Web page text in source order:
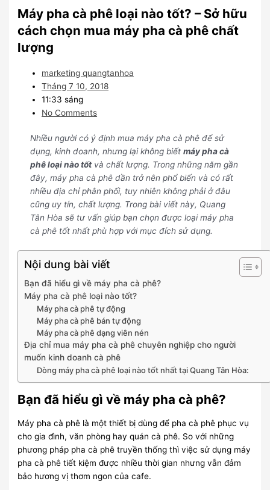
Máy pha cà phê loại nào tốt? – Sở hữu
cách chọn mua máy pha cà phê chất
lượng
marketing quangtanhoa
Tháng 7 10, 2018
11:33 sáng
No Comments
Nhiều người có ý định mua máy pha cà phê để sử
dụng, kinh doanh, nhưng lại không biết máy pha cà
phê loại nào tốtvà chất lượng. Trong những năm gần
đây, máy pha cà phê dần trở nên phổ biến và có rất
nhiều địa chỉ phân phối, tuy nhiên không phải ở đâu
cũng uy tín, chất lượng. Trong bài viết này, Quang
Tân Hòa sẽ tư vấn giúp bạn chọn được loại máy pha
cà phê tốt nhất phù hợp với mục đích sử dụng.
Nội dung bài viết
Bạn đã hiểu gì về máy pha cà phê?
Máy pha cà phê loại nào tốt?
Máy pha cà phê tự động
Máy pha cà phê bán tự động
Máy pha cà phê dạng viên nén
Địa chỉ mua máy pha cà phê chuyên nghiệp cho người
muốn kinh doanh cà phê
Dòng máy pha cà phê loại nào tốt nhất tại Quang Tân Hòa:
Bạn đã hiểu gì về máy pha cà phê?
Máy pha cà phê là một thiết bị dùng để pha cà phê phục vụ
cho gia đình, văn phòng hay quán cà phê. So với những
phương pháp pha cà phê truyền thống thì việc sử dụng máy
pha cà phê tiết kiệm được nhiều thời gian nhưng vẫn đảm
bảo hương vị thơm ngon của cafe.